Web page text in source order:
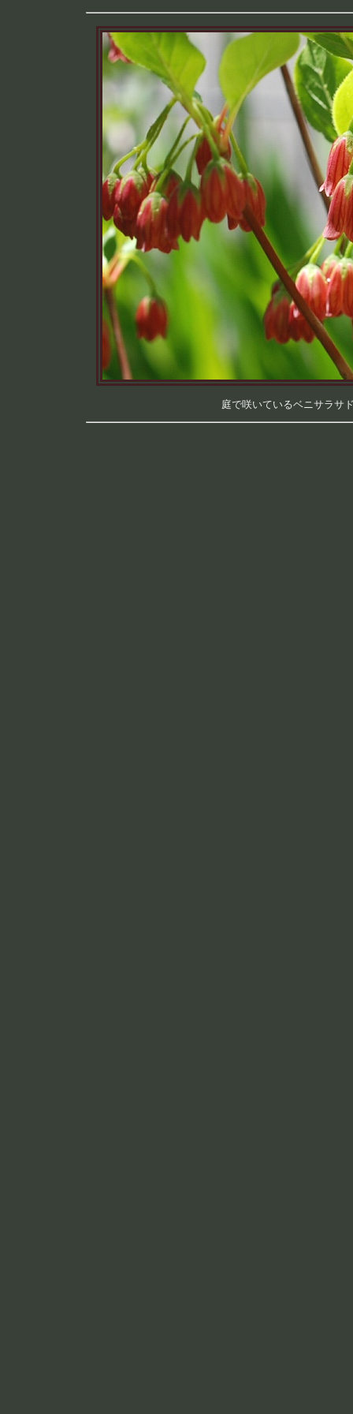
庭で咲いているベニサラサ